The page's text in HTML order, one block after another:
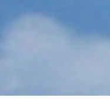
リフォーム